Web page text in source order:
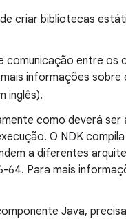
criar bibliotecas
entre os
informações
inglês).
como deverá
O NDK
a diferentes
64. Para mais
Java,